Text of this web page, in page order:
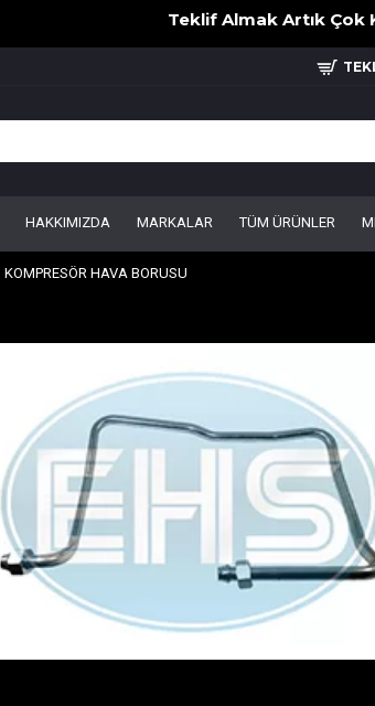
Teklif Almak Artık Çok
HAKKIMIZDA MARKALAR TÜM ÜRÜNLER
KOMPRESÖR HAVA BORUSU